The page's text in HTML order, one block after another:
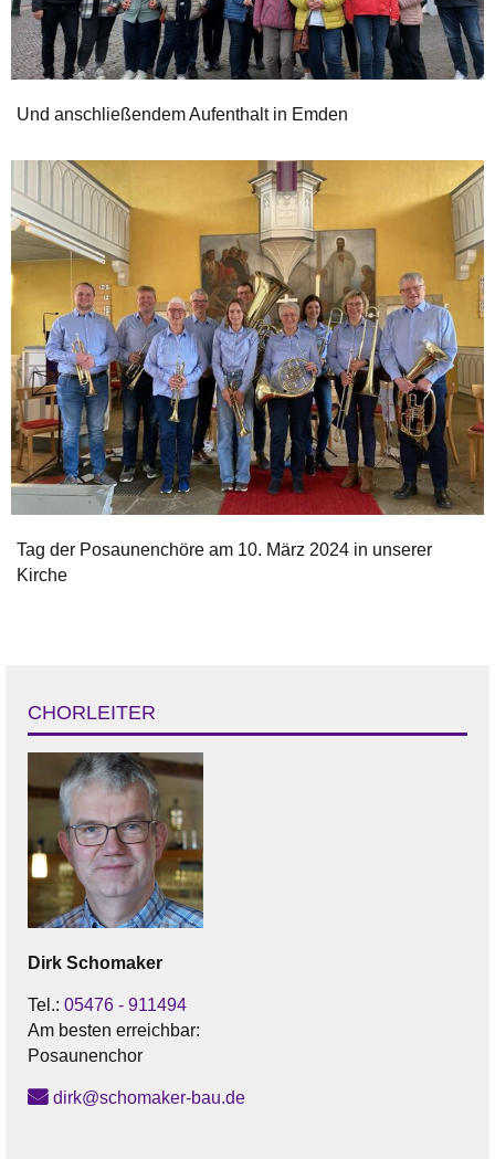
Und anschließendem Aufenthalt in Emden
Tag der Posaunenchöre am 10. März 2024 in unserer
Kirche
CHORLEITER
Dirk Schomaker
Tel.: 05476 - 911494
Am besten erreichbar:
Posaunenchor
dirk@schomaker-bau.de